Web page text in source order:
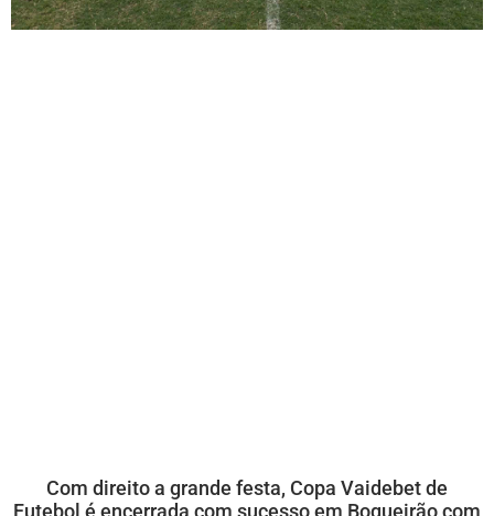
Com direito a grande festa, Copa Vaidebet de
Futebol é encerrada com sucesso em Boqueirão com